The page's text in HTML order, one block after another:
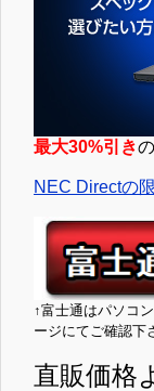
最大30%引き
NEC Directの
↑富士通はパソコ
ージにてご確認下
直販価格